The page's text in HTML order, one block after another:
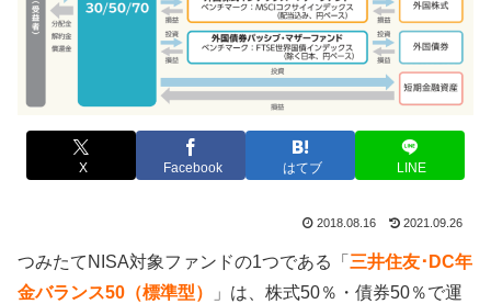
X Facebook はてブ LINE
2018.08.16 2021.09.26
つみたてNISA対象ファンドの1つである「 三井住友･DC年
金バランス50（標準型）
」は、株式50％・債券50％で運